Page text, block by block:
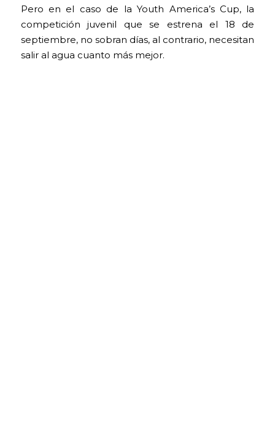
Pero en el caso de la Youth America’s Cup, la
competición juvenil que se estrena el 18 de
septiembre, no sobran días, al contrario, necesitan
salir al agua cuanto más mejor.